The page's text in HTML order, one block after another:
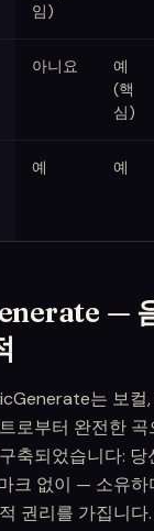
임)
아니요
예
(핵
심)
예 예
—
는 보컬
로부터 완전한 곡
축되었습니다:
크 없이 — 소유하
권리를 가집니다